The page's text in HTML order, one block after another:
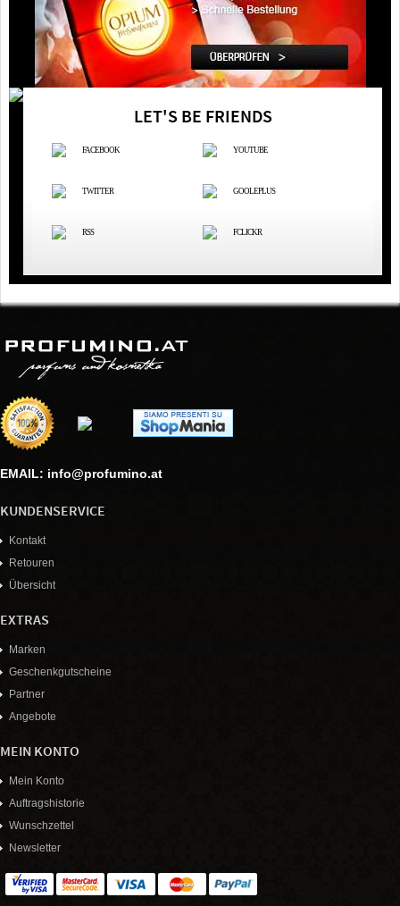
LET'S BE FRIENDS
FACEBOOK YOUTUBE
TWITTER GOOLEPLUS
RSS FCLICKR
EMAIL: info@profumino.at
KUNDENSERVICE
Kontakt
Retouren
Übersicht
EXTRAS
Marken
Geschenkgutscheine
Partner
Angebote
MEIN KONTO
Mein Konto
Auftragshistorie
Wunschzettel
Newsletter